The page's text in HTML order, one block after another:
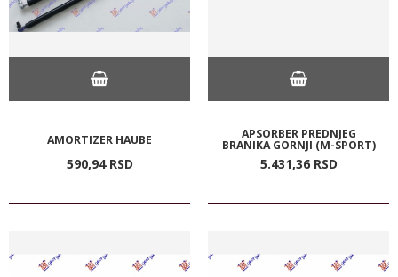
AMORTIZER HAUBE
590,94 RSD
APSORBER PREDNJEG
BRANIKA GORNJI (M-SPORT)
5.431,36 RSD